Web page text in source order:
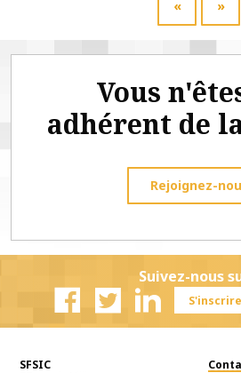
« »
Vous
adhérent de
Rejoignez-
Suivez-nous
SFSIC